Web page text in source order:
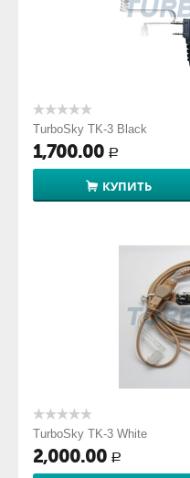
TurboSky TK-3 Black
1,700.00 Р
КУПИТЬ
TurboSky TK-3 White
2,000.00 Р